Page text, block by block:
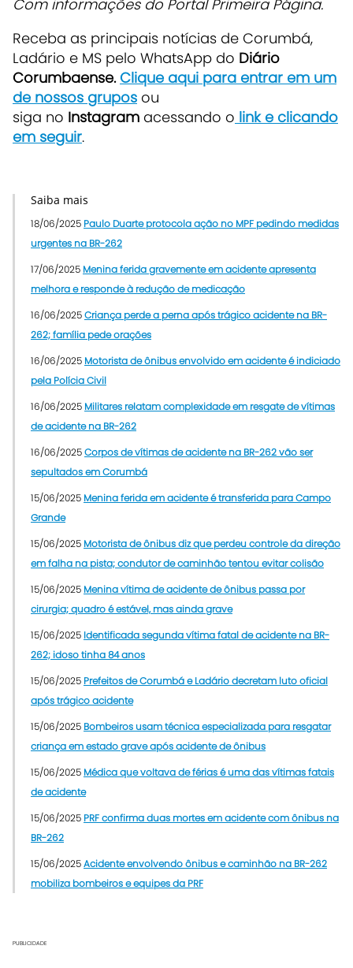
Com informações do Portal Primeira Página.
Receba as principais notícias de Corumbá,
Ladário e MS pelo WhatsApp do Diário
Corumbaense.Clique aqui para entrar em um
de nossos grupos ou
siga no Instagram acessando o link e clicando
em seguir.
Saiba mais
18/06/2025 Paulo Duarte protocola ação no MPF pedindo medidas
urgentes na BR-262
17/06/2025 Menina ferida gravemente em acidente apresenta
melhora e responde à redução de medicação
16/06/2025Criança perde a perna após trágico acidente na BR-
262; família pede orações
16/06/2025 Motorista de ônibus envolvido em acidente é indiciado
pela Polícia Civil
16/06/2025 Militares relatam complexidade em resgate de vítimas
de acidente na BR-262
16/06/2025Corpos de vítimas de acidente na BR-262 vão ser
sepultados em Corumbá
15/06/2025 Menina ferida em acidente é transferida para Campo
Grande
15/06/2025 Motorista de ônibus diz que perdeu controle da direção
em falha na pista; condutor de caminhão tentou evitar colisão
15/06/2025 Menina vítima de acidente de ônibus passa por
cirurgia; quadro é estável, mas ainda grave
15/06/2025 Identificada segunda vítima fatal de acidente na BR-
262; idoso tinha 84 anos
15/06/2025 Prefeitos de Corumbá e Ladário decretam luto oficial
após trágico acidente
15/06/2025 Bombeiros usam técnica especializada para resgatar
criança em estado grave após acidente de ônibus
15/06/2025 Médica que voltava de férias é uma das vítimas fatais
de acidente
15/06/2025 PRF confirma duas mortes em acidente com ônibus na
BR-262
15/06/2025Acidente envolvendo ônibus e caminhão na BR-262
mobiliza bombeiros e equipes da PRF
PUBLICIDADE